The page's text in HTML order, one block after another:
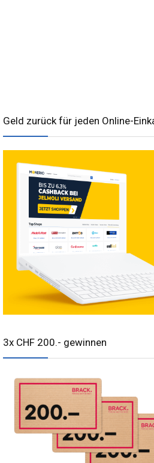
Geld zurück für jeden Online-
3x CHF 200.- gewinnen